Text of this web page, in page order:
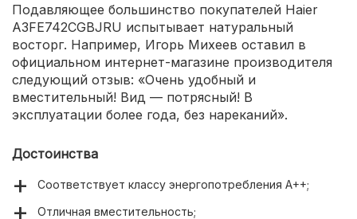
Подавляющее большинство покупателей Haier
A3FE742CGBJRU испытывает натуральный
восторг. Например, Игорь Михеев оставил в
официальном интернет-магазине производителя
следующий отзыв: «Очень удобный и
вместительный! Вид — потрясный! В
эксплуатации более года, без нареканий».
Достоинства
Соответствует классу энергопотребления A++;
Отличная вместительность;